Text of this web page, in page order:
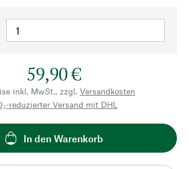
59,90 €
inkl. MwSt., zzgl. Versandkosten
reduzierter Versand mit DHL
In den Warenkorb